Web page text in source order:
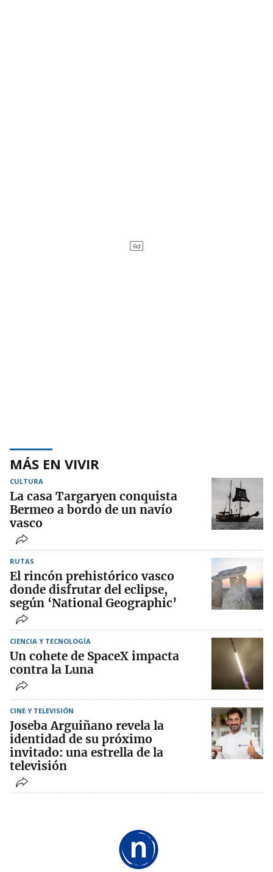
MÁS EN VIVIR
CULTURA
La casa Targaryen conquista
Bermeo a bordo de un navío
vasco
RUTAS
El rincón prehistórico vasco
donde disfrutar del eclipse,
según ‘National Geographic’
CIENCIA Y TECNOLOGÍA
Un cohete de SpaceX impacta
contra la Luna
CINE Y TELEVISIÓN
Joseba Arguiñano revela la
identidad de su próximo
invitado: una estrella de la
televisión